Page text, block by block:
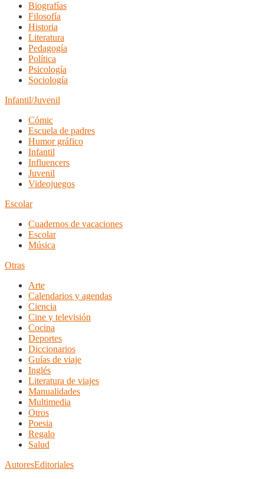
Biografías
Filosofía
Historia
Literatura
Pedagogía
Política
Psicología
Sociología
Infantil/Juvenil
Cómic
Escuela de padres
Humor gráfico
Infantil
Influencers
Juvenil
Videojuegos
Escolar
Cuadernos de vacaciones
Escolar
Música
Otras
Arte
Calendarios y agendas
Ciencia
Cine y televisión
Cocina
Deportes
Diccionarios
Guías de viaje
Inglés
Literatura de viajes
Manualidades
Multimedia
Otros
Poesia
Regalo
Salud
AutoresEditoriales